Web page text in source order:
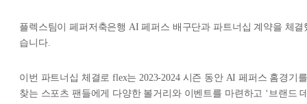
플렉스팀이 페퍼저축은행 AI 페퍼스 배구단과 파트너십 계약을 체결
습니다.
이번 파트너십 체결로 flex는 2023-2024 시즌 동안 AI 페퍼스 홈경기를
찾는 스포츠 팬들에게 다양한 볼거리와 이벤트를 마련하고 ‘브랜드